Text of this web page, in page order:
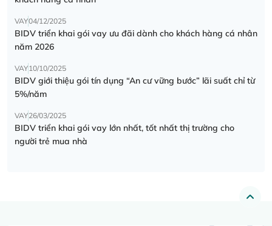
VAY04/12/2025
BIDV triển khai gói vay ưu đãi dành cho khách hàng cá nhân
năm 2026
VAY10/10/2025
BIDV giới thiệu gói tín dụng “An cư vững bước” lãi suất chỉ từ
5%/năm
VAY26/03/2025
BIDV triển khai gói vay lớn nhất, tốt nhất thị trường cho
người trẻ mua nhà